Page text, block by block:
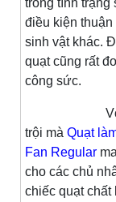
điều kiện
sinh vật khác.
quạt cũng rất
công sức.
trội mà Quạt
Fan Regular
cho các chủ
chiếc quạt